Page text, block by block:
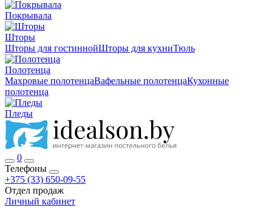
Покрывала
Шторы
Шторы для гостиннойШторы для кухниТюль
Полотенца
Махровые полотенцаВафельные полотенцаКухонные
полотенца
Пледы
0
Телефоны
+375 (33) 650-09-55
Отдел продаж
Личный кабинет